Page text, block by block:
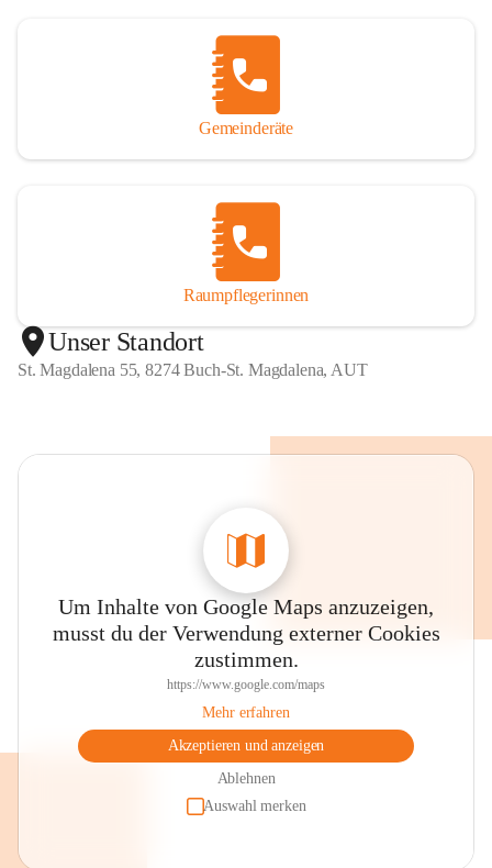
Gemeinderäte
Raumpflegerinnen
Unser Standort
St. Magdalena 55, 8274 Buch-St. Magdalena, AUT
Um Inhalte von Google Maps anzuzeigen,
musst du der Verwendung externer Cookies
zustimmen.
https://www.google.com/maps
Mehr erfahren
Akzeptieren und anzeigen
Ablehnen
Auswahl merken